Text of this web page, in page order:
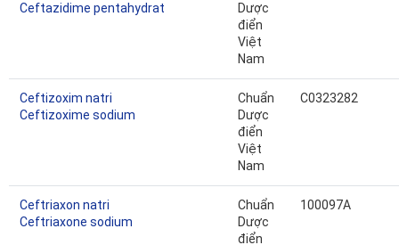
Ceftazidime pentahydrat
Dược
điển
Việt
Nam
Ceftizoxim natri
Ceftizoxime sodium
Chuẩn
Dược
điển
Việt
Nam
C0323282
Ceftriaxon natri
Ceftriaxone sodium
Chuẩn
Dược
điển
100097A